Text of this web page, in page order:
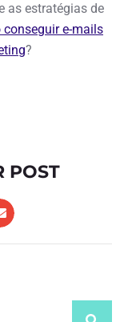
as estratégias de
conseguir e-mails
?
POST